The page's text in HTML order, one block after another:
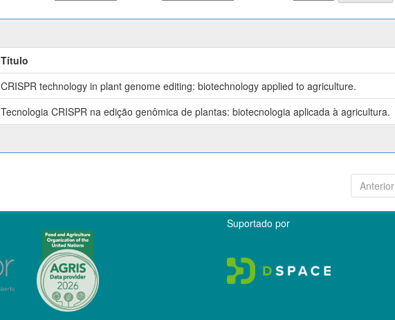
Título
CRISPR technology in plant genome editing: biotechnology applied to agriculture.
Tecnologia CRISPR na edição genômica de plantas: biotecnologia aplicada à agricultura.
Anterior
Suportado por